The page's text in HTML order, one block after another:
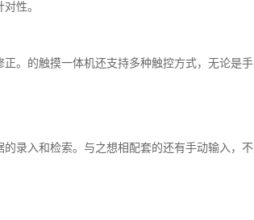
性。
。的触摸一体机还支持多种触控方式，无论是手
录入和检索。与之想相配套的还有手动输入，不